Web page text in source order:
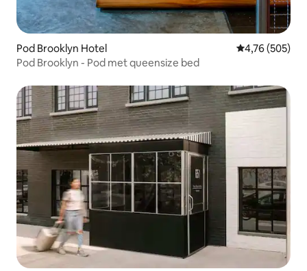
Pod Brooklyn Hotel Gemiddelde
4,76 (505)
Pod Brooklyn - Pod met queensize bed